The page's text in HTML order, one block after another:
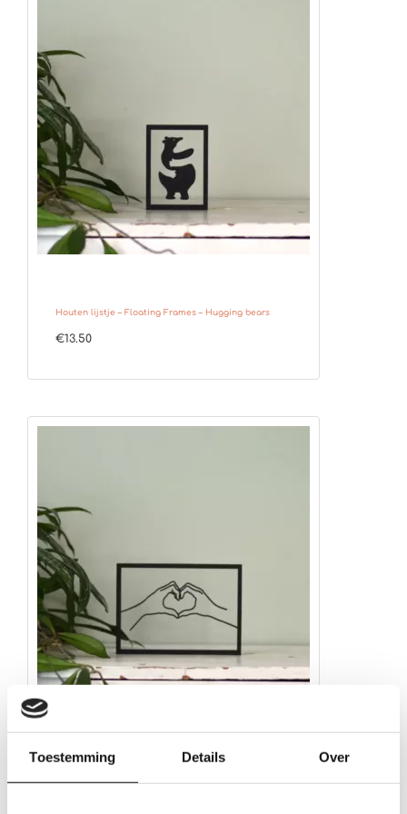
Toestemming Details Over
Houten lijstje – Floating Frames – Hugging bears
€13.50
Houten lijstje – Floating Frames – Hart handgebaar
€27.50